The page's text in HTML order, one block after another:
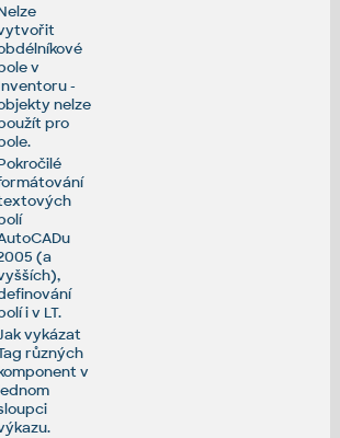
v
-
nelze
pro
(a
i v LT.
vykázat
různých
v